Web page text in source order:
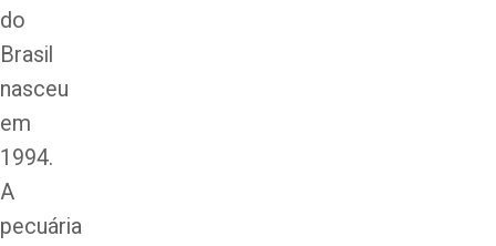
do
Brasil
nasceu
em
1994.
A
pecuária